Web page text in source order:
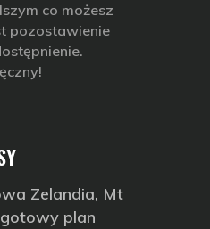
co możesz
pozostawienie
Zelandia, Mt
plan